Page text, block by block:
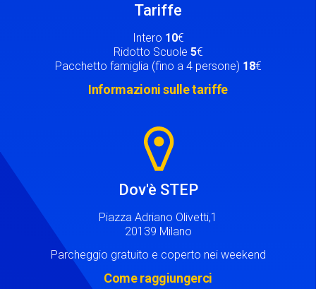
Tariffe
Intero 10€
Ridotto Scuole 5€
Pacchetto famiglia (fino a 4 persone) 18€
Informazioni sulle tariffe
Dov'è STEP
Piazza Adriano Olivetti,1
20139 Milano
Parcheggio gratuito e coperto nei weekend
Come raggiungerci